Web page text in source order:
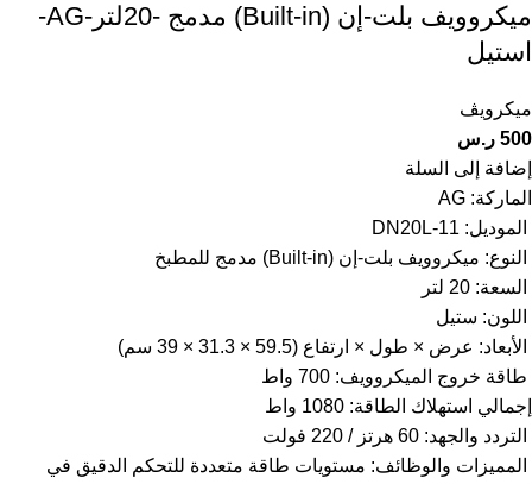
ميكروويف بلت-إن (Built-in) مدمج -20لتر-AG-
استيل
ميكرويڤ
500 ر.س
إضافة إلى السلة
الماركة: AG
الموديل: 11-DN20L
النوع: ميكروويف بلت-إن (Built-in) مدمج للمطبخ
السعة: 20 لتر
اللون: ستيل
الأبعاد: عرض × طول × ارتفاع (59.5 × 31.3 × 39 سم)
طاقة خروج الميكروويف: 700 واط
إجمالي استهلاك الطاقة: 1080 واط
التردد والجهد: 60 هرتز / 220 فولت
المميزات والوظائف: مستويات طاقة متعددة للتحكم الدقيق في